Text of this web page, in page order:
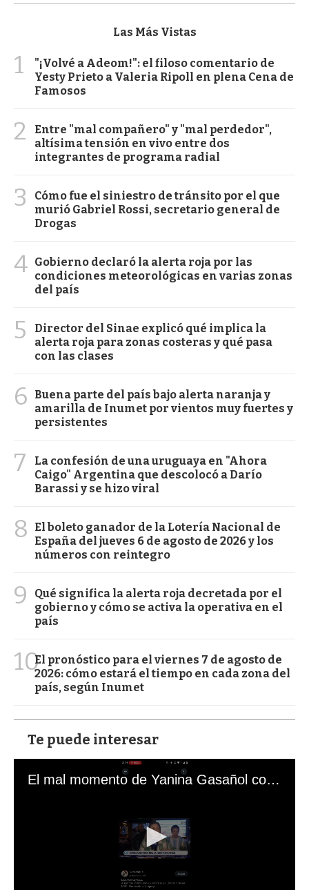
Las Más Vistas
1
"¡Volvé a Adeom!": el filoso comentario de
Yesty Prieto a Valeria Ripoll en plena Cena de
Famosos
2
Entre "mal compañero" y "mal perdedor",
altísima tensión en vivo entre dos
integrantes de programa radial
3
Cómo fue el siniestro de tránsito por el que
murió Gabriel Rossi, secretario general de
Drogas
4 Gobierno declaró la alerta roja por las
condiciones meteorológicas en varias zonas
del país
5
Director del Sinae explicó qué implica la
alerta roja para zonas costeras y qué pasa
con las clases
6
Buena parte del país bajo alerta naranja y
amarilla de Inumet por vientos muy fuertes y
persistentes
7
La confesión de una uruguaya en "Ahora
Caigo" Argentina que descolocó a Darío
Barassi y se hizo viral
8
El boleto ganador de la Lotería Nacional de
España del jueves 6 de agosto de 2026 y los
números con reintegro
9
Qué significa la alerta roja decretada por el
gobierno y cómo se activa la operativa en el
país
10El pronóstico para el viernes 7 de agosto de
2026: cómo estará el tiempo en cada zona del
país, según Inumet
Te puede interesar
El mal momento de Yanina Gasañol con un hincha argentino en "Subrayado"